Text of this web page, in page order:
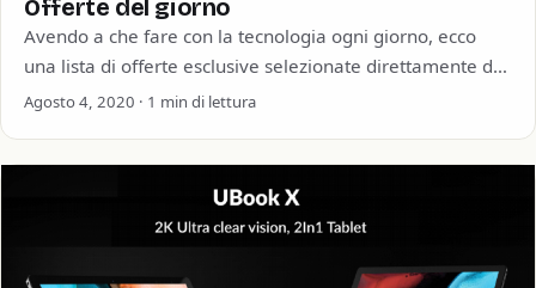
Offerte del giorno
Avendo a che fare con la tecnologia ogni giorno, ecco
una lista di offerte esclusive selezionate direttamente da
noi. Le offerte sono…
Agosto 4, 2020 · 1 min di lettura